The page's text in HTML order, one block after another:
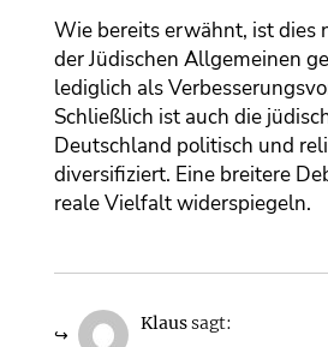
Wie bereits erwähnt, ist dies
der Jüdischen Allgemeinen
lediglich als
Schließlich ist auch die
Deutschland politisch und
diversifiziert. Eine breitere
reale Vielfalt widerspiegeln.
Klaussagt: